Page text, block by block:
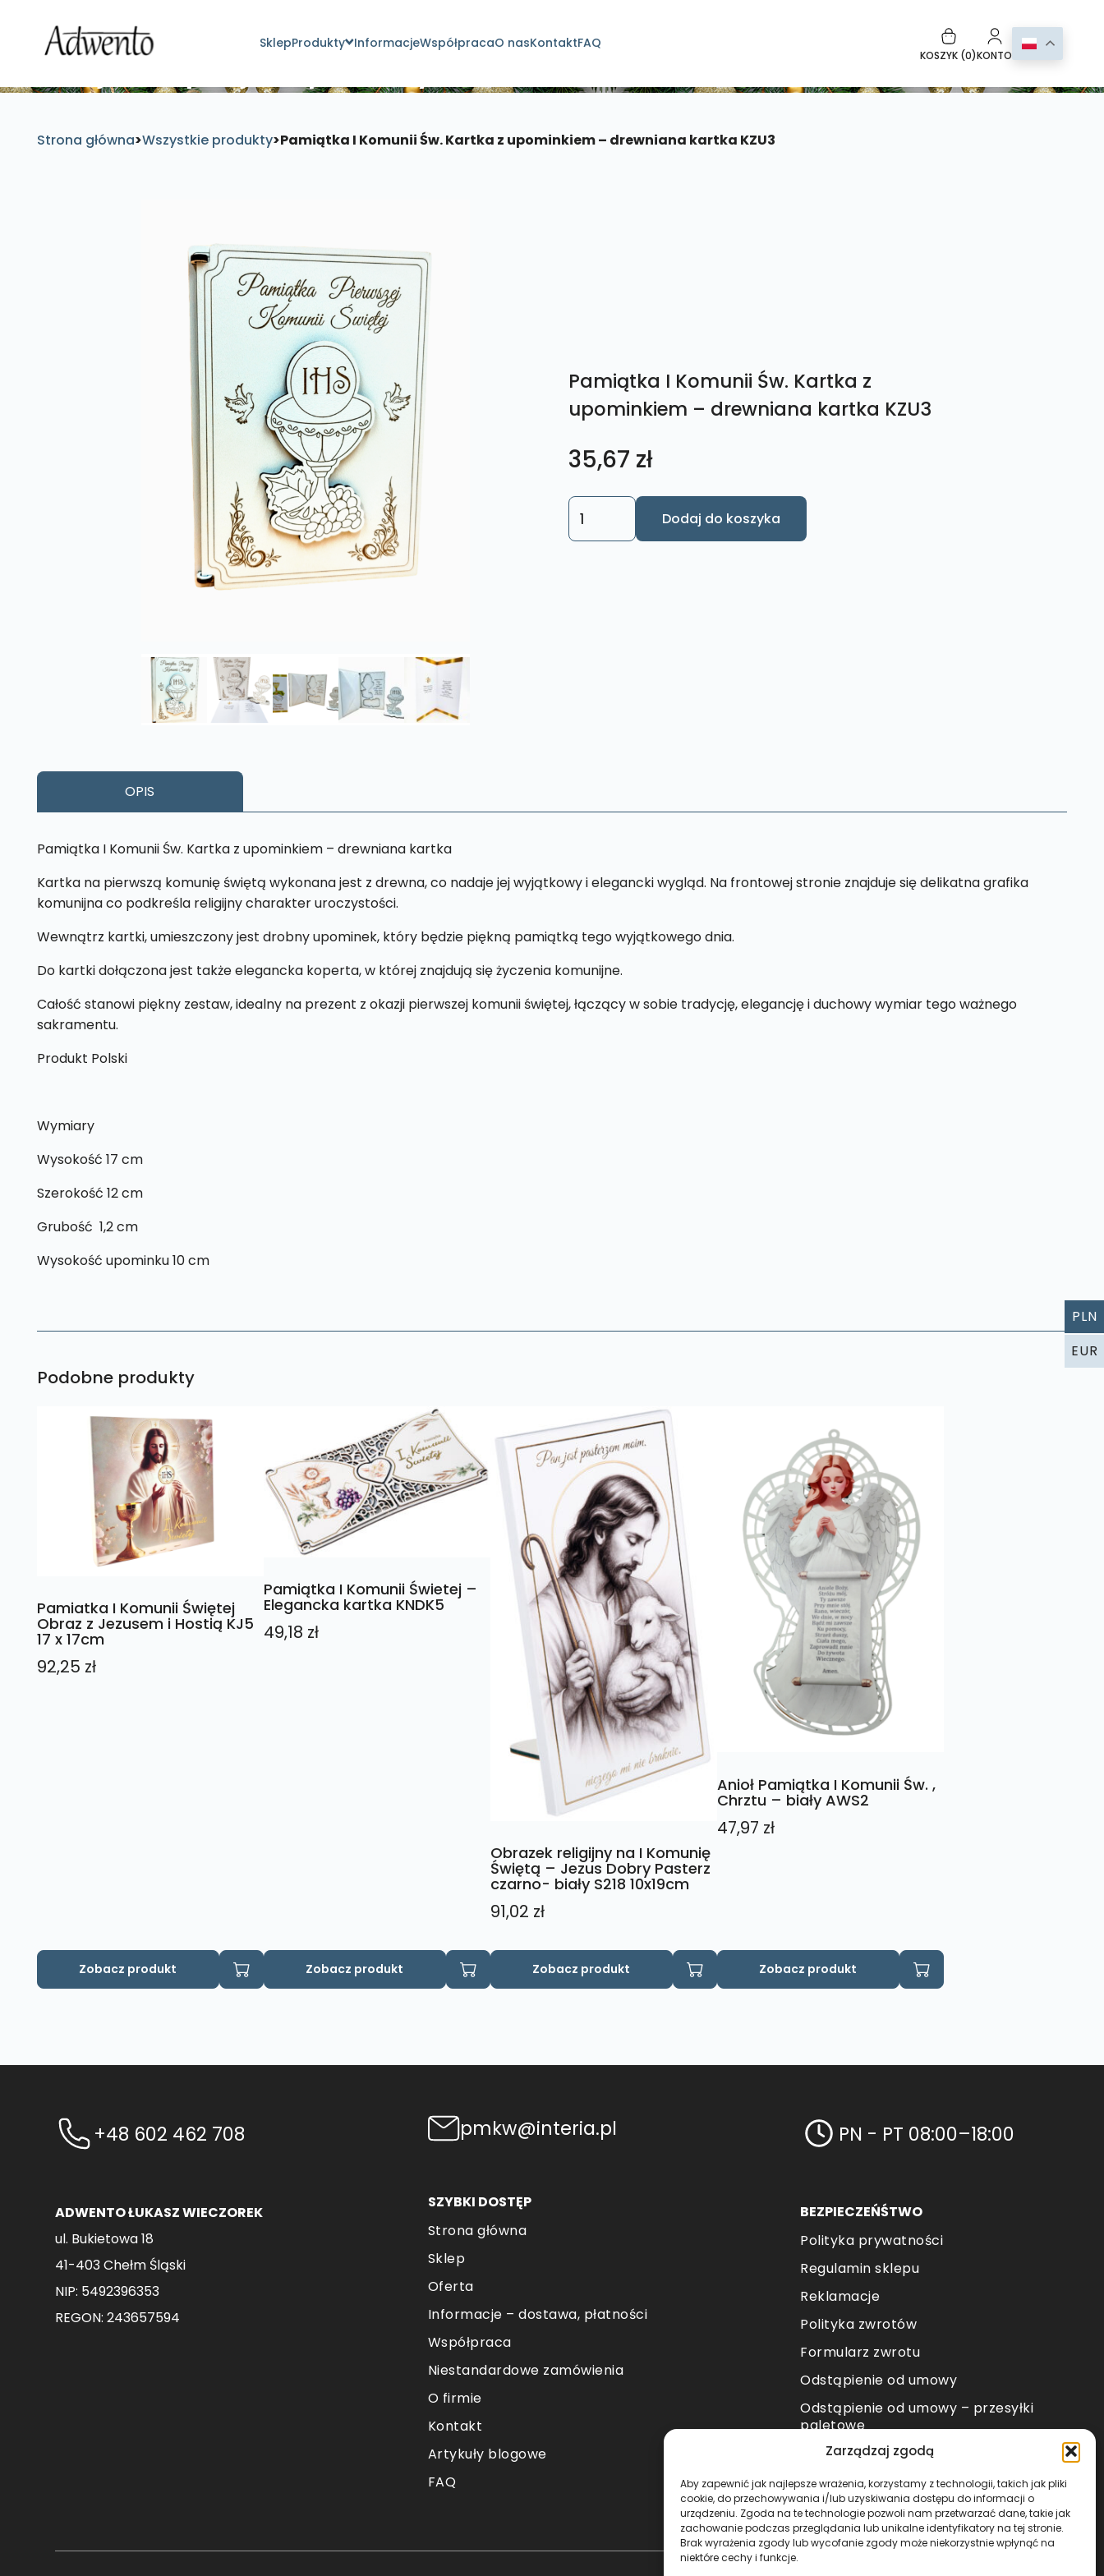
Zarządzaj zgodą
Aby zapewnić jak najlepsze wrażenia, korzystamy z technologii, takich jak pliki
cookie, do przechowywania i/lub uzyskiwania dostępu do informacji o
urządzeniu. Zgoda na te technologie pozwoli nam przetwarzać dane, takie jak
zachowanie podczas przeglądania lub unikalne identyfikatory na tej stronie.
Brak wyrażenia zgody lub wycofanie zgody może niekorzystnie wpłynąć na
niektóre cechy i funkcje.
SklepProdukty InformacjeWspółpracaO nasKontaktFAQ
KOSZYK (0)KONTO
Strona główna>Wszystkie produkty>Pamiątka I Komunii Św. Kartka z upominkiem – drewniana kartka KZU3
Pamiątka I Komunii Św. Kartka z
upominkiem – drewniana kartka KZU3
35,67 zł
ilość
Pamiątka
Dodaj do koszyka
OPIS
Pamiątka I Komunii Św. Kartka z upominkiem – drewniana kartka
Kartka na pierwszą komunię świętą wykonana jest z drewna, co nadaje jej wyjątkowy i elegancki wygląd. Na frontowej stronie znajduje się delikatna grafika
komunijna co podkreśla religijny charakter uroczystości.
Wewnątrz kartki, umieszczony jest drobny upominek, który będzie piękną pamiątką tego wyjątkowego dnia.
Do kartki dołączona jest także elegancka koperta, w której znajdują się życzenia komunijne.
Całość stanowi piękny zestaw, idealny na prezent z okazji pierwszej komunii świętej, łączący w sobie tradycję, elegancję i duchowy wymiar tego ważnego
sakramentu.
Produkt Polski
Wymiary
Wysokość 17 cm
Szerokość 12 cm
Grubość 1,2 cm
Wysokość upominku 10 cm
Podobne produkty
Pamiatka I Komunii Świętej
Obraz z Jezusem i Hostią KJ5
17 x 17cm
92,25 zł
Zobacz produkt
Pamiątka I Komunii Świetej –
Elegancka kartka KNDK5
49,18 zł
Zobacz produkt
Obrazek religijny na I Komunię
Świętą – Jezus Dobry Pasterz
czarno- biały S218 10x19cm
91,02 zł
Zobacz produkt
Anioł Pamiątka I Komunii Św. ,
Chrztu – biały AWS2
47,97 zł
Zobacz produkt
+48 602 462 708
ADWENTO ŁUKASZ WIECZOREK
ul. Bukietowa 18
41-403 Chełm Śląski
NIP: 5492396353
REGON: 243657594
pmkw@interia.pl
SZYBKI DOSTĘP
Strona główna
Sklep
Oferta
Informacje – dostawa, płatności
Współpraca
Niestandardowe zamówienia
O firmie
Kontakt
Artykuły blogowe
FAQ
PN - PT 08:00–18:00
BEZPIECZEŃŚTWO
Polityka prywatności
Regulamin sklepu
Reklamacje
Polityka zwrotów
Formularz zwrotu
Odstąpienie od umowy
Odstąpienie od umowy – przesyłki
paletowe
METODY PŁATNOŚCI
PLN
EUR